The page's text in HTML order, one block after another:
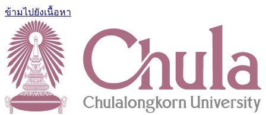
ข้ามไปยังเนื้อหา